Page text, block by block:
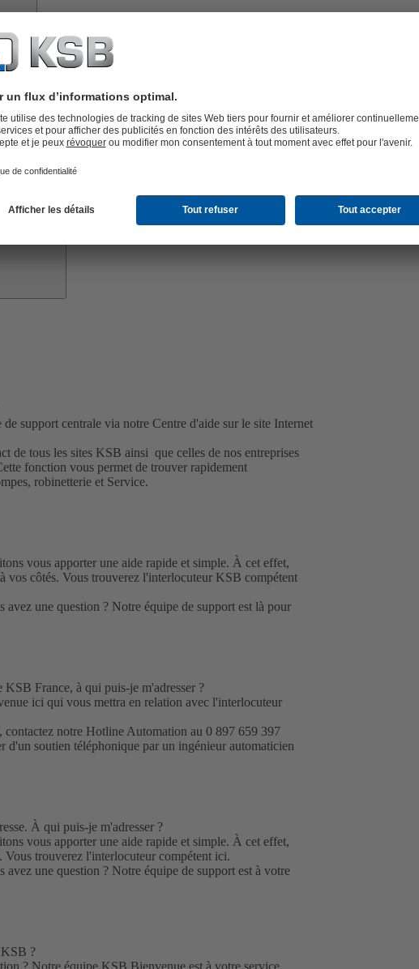
de
KSB
de support centrale via notre Centre d'aide sur le site Internet
de tous les sites KSB ainsi que celles de nos entreprises
fonction vous permet de trouver rapidement
robinetterie et Service.
vous apporter une aide rapide et simple. À cet effet,
vos côtés. Vous trouverez l'interlocuteur KSB compétent
avez une question ? Notre équipe de support est là pour
KSB France, à qui puis-je m'adresser ?
ici qui vous mettra en relation avec l'interlocuteur
contactez notre Hotline Automation au 0 897 659 397
soutien téléphonique par un ingénieur automaticien
À qui puis-je m'adresser ?
vous apporter une aide rapide et simple. À cet effet,
Vous trouverez l'interlocuteur compétent ici.
avez une question ? Notre équipe de support est à votre
?